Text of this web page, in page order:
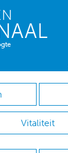
Vitaliteit